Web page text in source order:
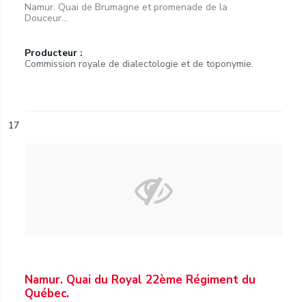
Namur. Quai de Brumagne et promenade de la
Douceur...
Producteur :
Commission royale de dialectologie et de toponymie.
17
Namur. Quai du Royal 22ème Régiment du
Québec.